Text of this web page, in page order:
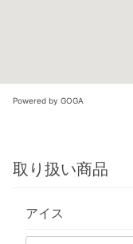
Powered by GOGA
取り扱い商品
アイス